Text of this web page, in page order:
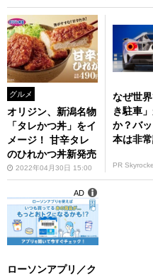
グルメ
オリジン、新潟名物
「タレかつ丼」をイ
メージ！ 甘辛タレ
のひれかつ丼新発売
2022年04月30日 15:00
なぜ世
き駐車
か？バ
本は非常
PR
ローソンアプリ／ク
AD